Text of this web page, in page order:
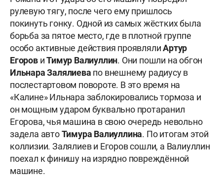
рулевую тягу, после чего ему пришлось
покинуть гонку. Одной из самых жёстких была
борьба за пятое место, где в плотной группе
особо активные действия проявлялиАртур
ЕгоровиТимур Валиуллин. Они пошли на обгон
Ильнара Залялиева по внешнему радиусу в
послестартовом повороте. В это время на
«Калине» Ильнара заблокировались тормоза и
он мощным ударом буквально протаранил
Егорова, чья машина в свою очередь невольно
задела автоТимура Валиуллина. По итогам этой
коллизии. Залялиев и Егоров сошли, а Валиуллин
поехал к финишу на изрядно повреждённой
машине.